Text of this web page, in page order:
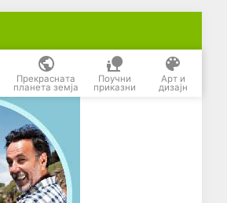
Прекрасната
планета земја
Поучни
приказни
Арт и
дизајн